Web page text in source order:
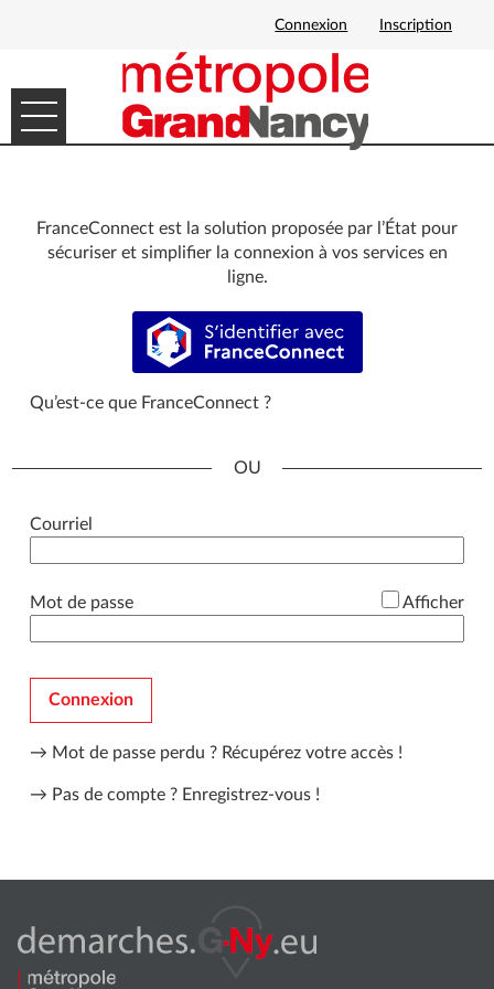
Connexion Inscription
Ouvrir le menu
MES DEMANDES
FranceConnect est la solution proposée par l’État pour
sécuriser et simplifier la connexion à vos services en
ligne.
S’identifier avec FranceConnect
Qu’est-ce que FranceConnect ?
Courriel
Mot de passe Afficher
Connexion
→ Mot de passe perdu ? Récupérez votre accès !
→ Pas de compte ? Enregistrez-vous !